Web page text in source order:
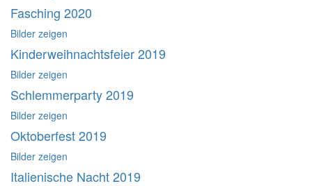
Fasching 2020
Bilder zeigen
Kinderweihnachtsfeier 2019
Bilder zeigen
Schlemmerparty 2019
Bilder zeigen
Oktoberfest 2019
Bilder zeigen
Italienische Nacht 2019